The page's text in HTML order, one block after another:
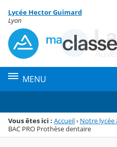
Menu de la rubrique
Contenu
Lycée Hector Guimard
Lyon
MENU
Vous êtes ici : Accueil› Notre
BAC PRO Prothèse dentaire